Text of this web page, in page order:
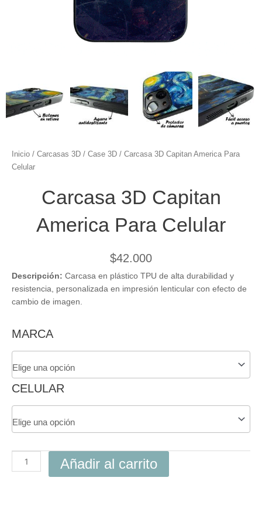
Inicio / Carcasas 3D / Case 3D / Carcasa 3D Capitan America Para
Celular
Carcasa 3D Capitan
America Para Celular
$42.000
Descripción: Carcasa en plástico TPU de alta durabilidad y
resistencia, personalizada en impresión lenticular con efecto de
cambio de imagen.
MARCA
CELULAR
Carcasa
America
Para
cantidad
Añadir al carrito